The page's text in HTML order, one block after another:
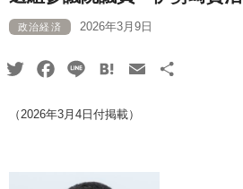
政治経済 2026年3月9日
TwitterFacebook
Line HatenaEmail
（2026年3月4日付掲載）